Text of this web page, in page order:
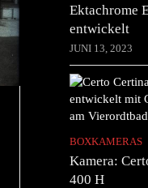
Ektachrome
entwickelt
JUNI 13, 2023
BOXKAMERAS
Kamera:
400 H